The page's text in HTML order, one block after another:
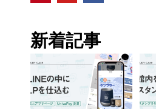
新着記事